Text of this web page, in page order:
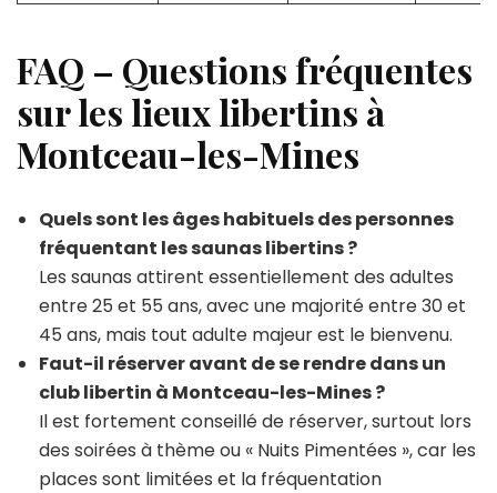
FAQ – Questions fréquentes
sur les lieux libertins à
Montceau-les-Mines
Quels sont les âges habituels des personnes
fréquentant les saunas libertins ?
Les saunas attirent essentiellement des adultes
entre 25 et 55 ans, avec une majorité entre 30 et
45 ans, mais tout adulte majeur est le bienvenu.
Faut-il réserver avant de se rendre dans un
club libertin à Montceau-les-Mines ?
Il est fortement conseillé de réserver, surtout lors
des soirées à thème ou « Nuits Pimentées », car les
places sont limitées et la fréquentation